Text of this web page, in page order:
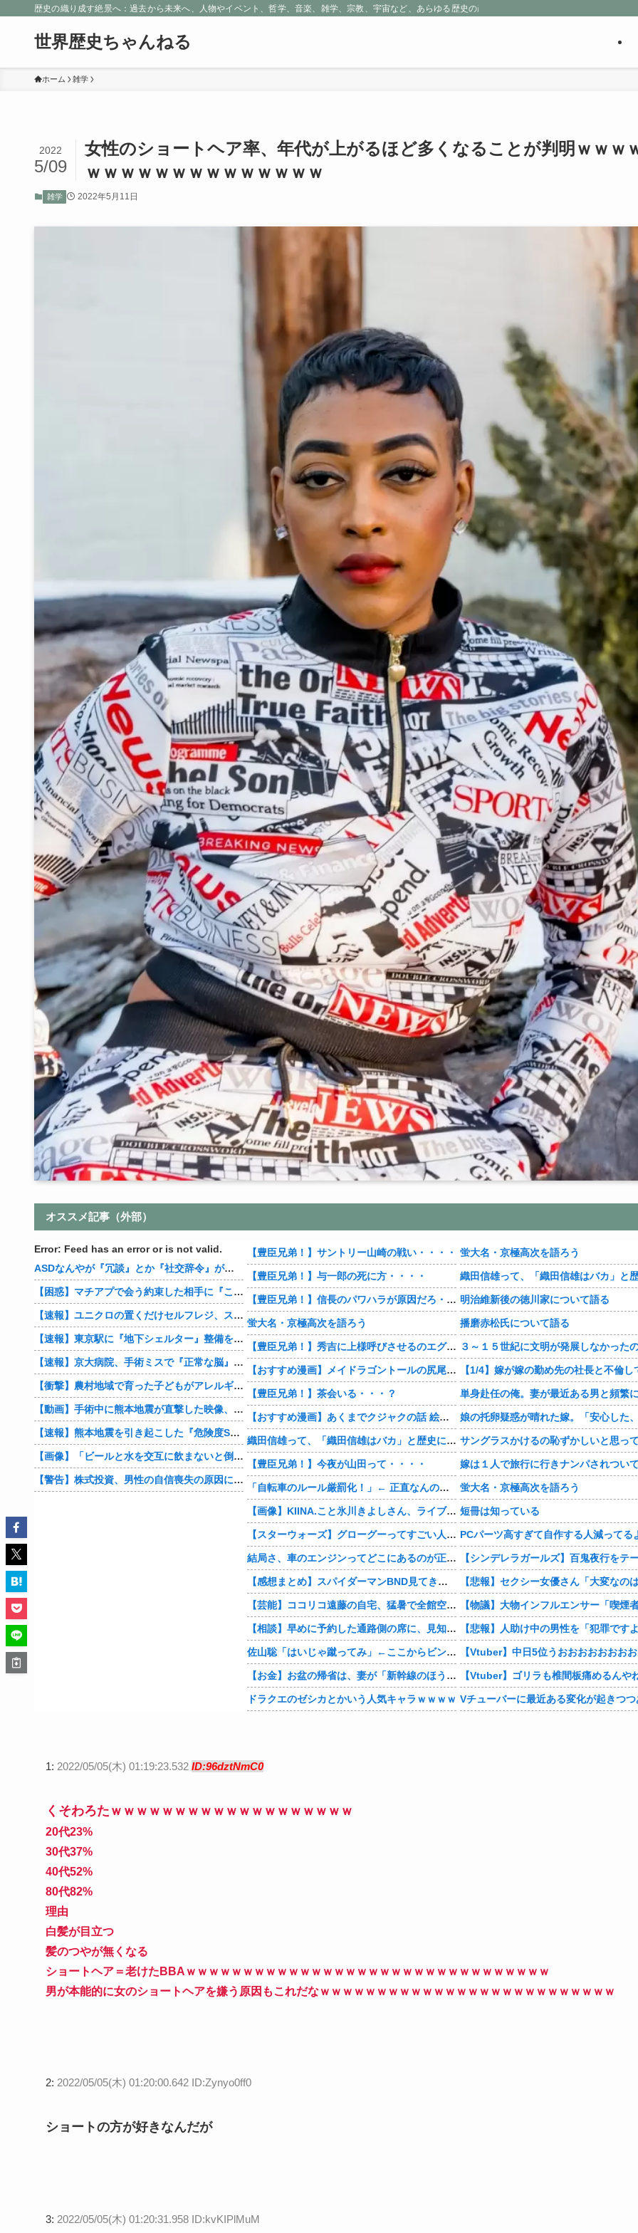
歴史の織り成す絶景へ：過去から未来へ、人物やイベント、哲学、音楽、雑学、宗教、宇宙など、あらゆる歴史の産物に包まれる魅惑の世界を探求しよ
世界歴史ちゃんねる
ホーム 雑学
女性のショートヘア率、年代が上がるほど多くなることが判明ｗｗｗ
ｗｗｗｗｗｗｗｗｗｗｗｗｗｗ
2022
5/09
雑学 2022年5月11日
オススメ記事（外部）
Error: Feed has an error or is not valid.
ASDなんやが『冗談』とか『社交辞令』がマジでわからなくて怖い
【困惑】マチアプで会う約束した相手に『この返信』送ったらブロックされたんやが…
【速報】ユニクロの置くだけセルフレジ、スーパーにも導入へ
【速報】東京駅に『地下シェルター』整備を正式表明
【速報】京大病院、手術ミスで『正常な脳』を摘出 → 患者は自発呼吸不可能な植物状態に
【衝撃】農村地域で育った子どもがアレルギーやぜん息になりにくい『農場効果』を引き起こす細菌が判明
【動画】手術中に熊本地震が直撃した映像、凄まじい…
【速報】熊本地震を引き起こした『危険度Sランク断層』日本のド真ん中に10カ所もあると判明
【画像】「ビールと水を交互に飲まないと倒れるグラス」発売
【警告】株式投資、男性の自信喪失の原因に… 6割超が「人生の敗者」自認
【豊臣兄弟！】サントリー山崎の戦い・・・・
【豊臣兄弟！】与一郎の死に方・・・・
【豊臣兄弟！】信長のパワハラが原因だろ・・・？
蛍大名・京極高次を語ろう
【豊臣兄弟！】秀吉に上様呼びさせるのエグいな・・・・
【おすすめ漫画】メイドラゴントールの尻尾もふもふ・・・・
【豊臣兄弟！】茶会いる・・・？
【おすすめ漫画】あくまでクジャクの話 絵が綺麗・・・・
織田信雄って、「織田信雄はバカ」と歴史に書かれているが今まで家が残っているんでバカではないよな？
【豊臣兄弟！】今夜が山田って・・・・
「自転車のルール厳罰化！」← 正直なんの意味もなかった件www
【画像】KIINA.こと氷川きよしさん、ライブを前にあたシコ欲全開www
【スターウォーズ】グローグーってすごい人気あるんだな…
結局さ、車のエンジンってどこにあるのが正解なんだよ！
【感想まとめ】スパイダーマンBND見てきたよ
【芸能】ココリコ遠藤の自宅、猛暑で全館空調故障…新品交換費300万円…高額費用に「高すぎる」
【相談】早めに予約した通路側の席に、見知らぬ母子が。車掌の呼びかけにも「目を閉じて無視」して居座られました。無理やり奪われた席は、結局“やったもん勝ち”になってしまうのでしょうか？
佐山聡「はいじゃ蹴ってみ」←ここからビンタされずに済む方法
【お金】お盆の帰省は、妻が「新幹線のほうが楽」と譲りません。東京から大阪まで家族4人だと往復「10万円」近くかかるため、私は車で節約したいのですが、実際の費用はどれくらい違うのでしょうか？
ドラクエのゼシカとかいう人気キャラｗｗｗｗ
蛍大名・京極高次を語ろう
明治維新後の徳川家について語る
播磨赤松氏について語る
蛍大名・京極高次を語ろう
短冊は知っている
PCパーツ高すぎて自作する人減ってる
【Vtuber】ゴリラも椎間板痛めるんや
Vチューバーに最近ある変化が起きつつ
1: 2022/05/05(木) 01:19:23.532 ID:96dztNmC0
くそわろたｗｗｗｗｗｗｗｗｗｗｗｗｗｗｗｗｗｗｗ
20代23%
30代37%
40代52%
80代82%
理由
白髪が目立つ
髪のつやが無くなる
ショートヘア＝老けたBBAｗｗｗｗｗｗｗｗｗｗｗｗｗｗｗｗｗｗｗｗｗｗｗｗｗｗｗｗｗｗｗｗ
男が本能的に女のショートヘアを嫌う原因もこれだなｗｗｗｗｗｗｗｗｗｗｗｗｗｗｗｗｗｗｗｗｗｗｗｗｗｗ
2: 2022/05/05(木) 01:20:00.642 ID:Zynyo0ff0
ショートの方が好きなんだが
3: 2022/05/05(木) 01:20:31.958 ID:kvKIPlMuM